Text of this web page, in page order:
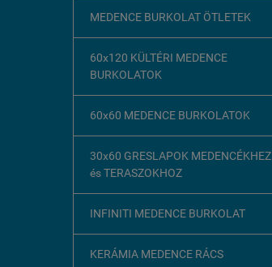
MEDENCE BURKOLAT ÖTLETEK
60x120 KÜLTÉRI MEDENCE
BURKOLATOK
60x60 MEDENCE BURKOLATOK
30x60 GRESLAPOK MEDENCÉKHEZ
és TERASZOKHOZ
INFINITI MEDENCE BURKOLAT
KERÁMIA MEDENCE RÁCS